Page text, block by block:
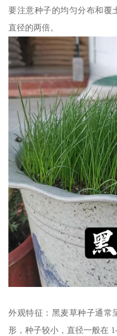
要注意种子的均匀分布和覆
直径的两倍。
外观特征：黑麦草种子通常
形，种子较小，直径一般在